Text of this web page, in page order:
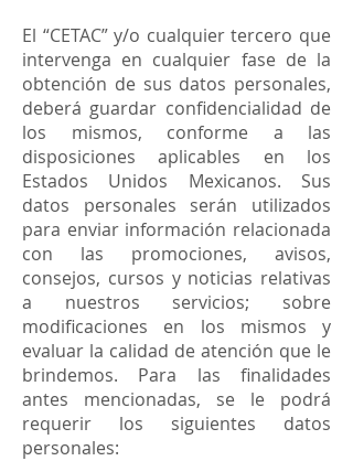
El “CETAC” y/o cualquier tercero que
intervenga en cualquier fase de la
obtención de sus datos personales,
deberá guardar confidencialidad de
los mismos, conforme a las
disposiciones aplicables en los
Estados Unidos Mexicanos. Sus
datos personales serán utilizados
para enviar información relacionada
con las promociones, avisos,
consejos, cursos y noticias relativas
a nuestros servicios; sobre
modificaciones en los mismos y
evaluar la calidad de atención que le
brindemos. Para las finalidades
antes mencionadas, se le podrá
requerir los siguientes datos
personales: